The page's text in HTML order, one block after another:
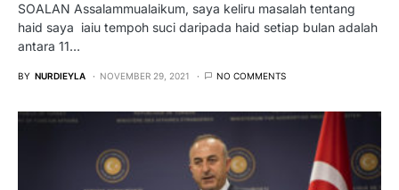
SOALAN Assalammualaikum, saya keliru masalah tentang
haid saya iaiu tempoh suci daripada haid setiap bulan adalah
antara 11…
BY NURDIEYLA NOVEMBER 29, 2021 NO COMMENTS